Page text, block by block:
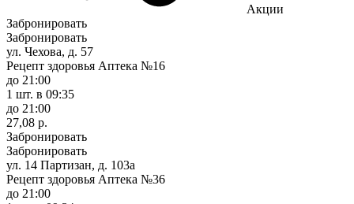
Акции
Забронировать
Забронировать
ул. Чехова, д. 57
Рецепт здоровья Аптека №16
до 21:00
1 шт. в 09:35
до 21:00
27,08 р.
Забронировать
Забронировать
ул. 14 Партизан, д. 103а
Рецепт здоровья Аптека №36
до 21:00